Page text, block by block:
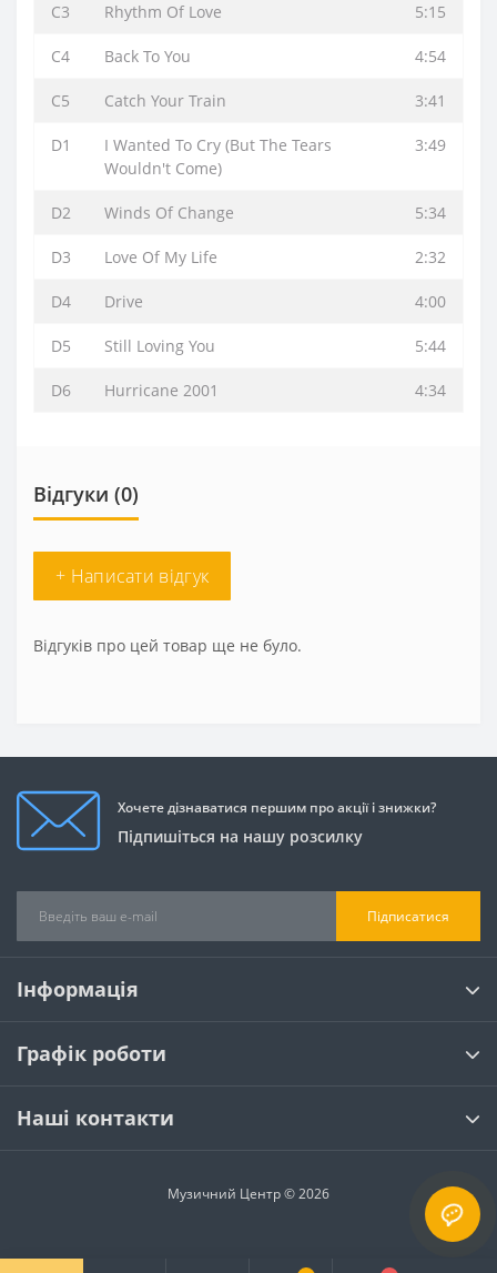
C3 Rhythm Of Love 5:15
C4 Back To You 4:54
C5 Catch Your Train 3:41
D1
I Wanted To Cry (But The Tears
Wouldn't Come)
3:49
D2 Winds Of Change 5:34
D3 Love Of My Life 2:32
D4 Drive 4:00
D5 Still Loving You 5:44
D6 Hurricane 2001 4:34
Відгуки (0)
+ Написати відгук
Відгуків про цей товар ще не було.
Хочете дізнаватися першим про акції і знижки?
Підпишіться на нашу розсилку
Підписатися
Інформація
Графік роботи
Наші контакти
Музичний Центр © 2026